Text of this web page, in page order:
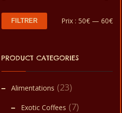
Prix
Prix
FILTRER Prix : 50€— 60€
PRODUCT CATEGORIES
Alimentations (23)
Exotic Coffees (7)